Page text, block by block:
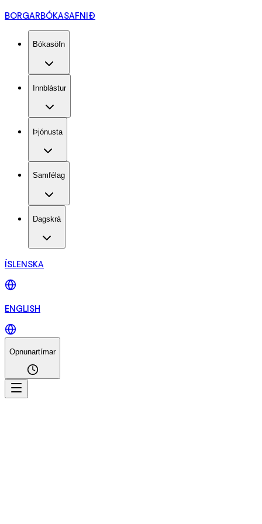
BORGARBÓKASAFNIÐ
Bókasöfn
Innblástur
Þjónusta
Samfélag
Dagskrá
ÍSLENSKA
ENGLISH
Opnunartímar